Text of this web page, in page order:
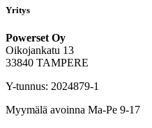
Yritys
Powerset Oy
Oikojankatu 13
33840 TAMPERE
Y-tunnus: 2024879-1
Myymälä avoinna Ma-Pe 9-17